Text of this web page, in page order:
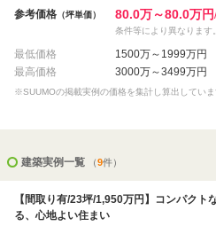
参考価格 （坪単価） 80.0万～80.0万円
条件等により異なります
最低価格
1500万～1999万円
最高価格
3000万～3499万円
※SUUMOの掲載実例の価格を集計し算出していま
建築実例一覧 （9件）
【間取り有/23坪/1,950万円】コンパク
る、心地よい住まい